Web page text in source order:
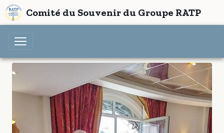
Comité du Souvenir du Groupe RATP